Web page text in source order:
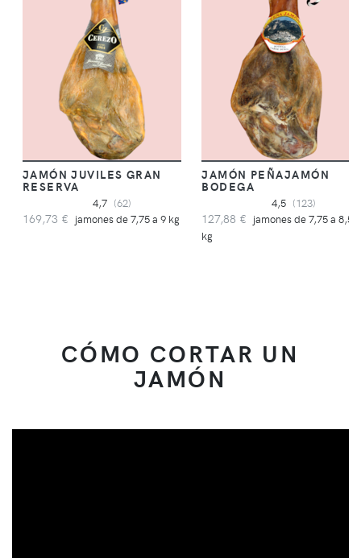
JAMÓN JUVILES GRAN
RESERVA
4,7 (62)
169,73 € jamones de 7,75 a 9 kg
JAMÓN PEÑAJAMÓN
BODEGA
4,5 (123)
127,88 € jamones de 7,75 a 8,5
kg
CÓMO CORTAR UN
JAMÓN